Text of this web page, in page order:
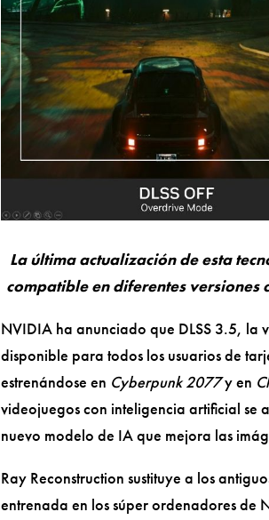
La última actualización de esta
compatible en diferentes
NVIDIA ha anunciado que DLSS 3.5, la
disponible para todos los usuarios de
estrenándose en Cyberpunk 2077y en
videojuegos con inteligencia artificial se
nuevo modelo de IA que mejora las
Ray Reconstruction sustituye a los
entrenada en los súper ordenadores